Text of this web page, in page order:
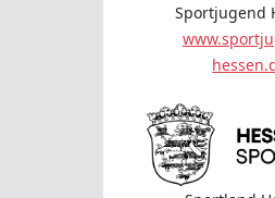
Sportjugend